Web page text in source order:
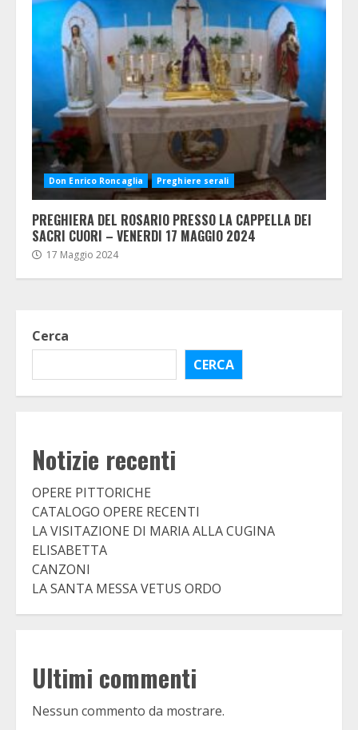
Don Enrico Roncaglia Preghiere serali
PREGHIERA DEL ROSARIO PRESSO LA CAPPELLA DEI
SACRI CUORI – VENERDI 17 MAGGIO 2024
17 Maggio 2024
Cerca
CERCA
Notizie recenti
OPERE PITTORICHE
CATALOGO OPERE RECENTI
LA VISITAZIONE DI MARIA ALLA CUGINA
ELISABETTA
CANZONI
LA SANTA MESSA VETUS ORDO
Ultimi commenti
Nessun commento da mostrare.